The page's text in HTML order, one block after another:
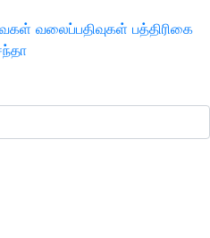
வலைப்பதிவுகள் பத்திரிகை